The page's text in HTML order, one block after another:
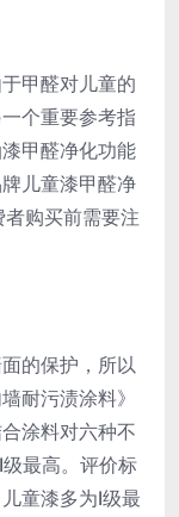
甲醛对儿童的
个重要参考指
甲醛净化功能
儿童漆甲醛净
购买前需要注
的保护，所以
耐污渍涂料》
涂料对六种不
最高。评价标
童漆多为Ⅰ级最